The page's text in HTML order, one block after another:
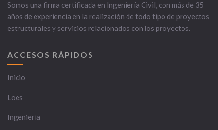
Somos una firma certificada en Ingeniería Civil, con más de 35
años de experiencia en la realización de todo tipo de proyectos
estructurales y servicios relacionados con los proyectos.
ACCESOS RÁPIDOS
Inicio
Loes
Ingeniería